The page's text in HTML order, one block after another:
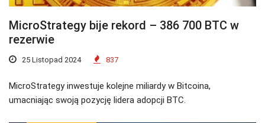
MicroStrategy bije rekord – 386 700 BTC w
rezerwie
25 Listopad 2024 837
MicroStrategy inwestuje kolejne miliardy w Bitcoina,
umacniając swoją pozycję lidera adopcji BTC.